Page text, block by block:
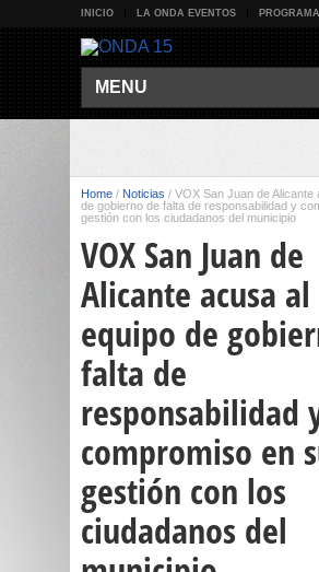
INICIO LA ONDA EVENTOS
MENU
Home / Noticias / VOX San Juan de Alicante
de gobierno de falta de responsabilidad y
gestión con los ciudadanos del municipio
VOX San Juan de
Alicante acusa al
equipo de
falta de
responsabilidad
compromiso en
gestión con los
ciudadanos del